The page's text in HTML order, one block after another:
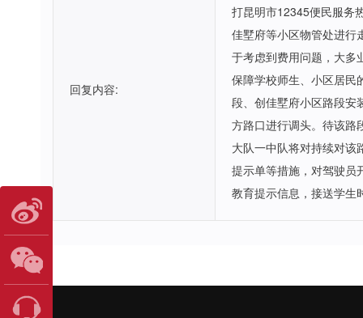
回复内容:
打昆明市12345便民服务
佳墅府等小区物管处进行
于考虑到费用问题，大多
保障学校师生、小区居民
段、创佳墅府小区路段安
方路口进行调头。待该路
大队一中队将对持续对该
提示单等措施，对驾驶员
教育提示信息，接送学生